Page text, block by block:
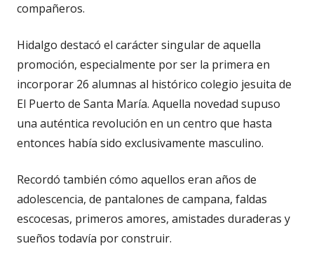
compañeros.
Hidalgo destacó el carácter singular de aquella
promoción, especialmente por ser la primera en
incorporar 26 alumnas al histórico colegio jesuita de
El Puerto de Santa María. Aquella novedad supuso
una auténtica revolución en un centro que hasta
entonces había sido exclusivamente masculino.
Recordó también cómo aquellos eran años de
adolescencia, de pantalones de campana, faldas
escocesas, primeros amores, amistades duraderas y
sueños todavía por construir.